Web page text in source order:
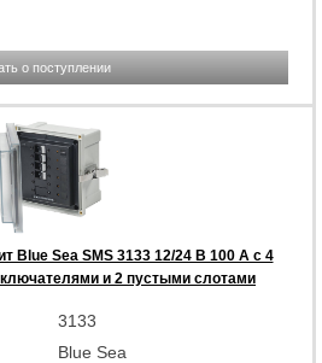
о поступлении
Blue Sea SMS 3133 12/24 В 100 А с 4
и 2 пустыми слотами
3133
Blue Sea